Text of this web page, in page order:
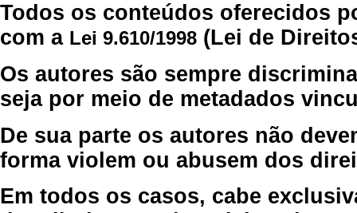
Todos os conteúdos oferecidos
com a Lei 9.610/1998 (Lei de
Os autores são sempre
seja por meio de metadados
De sua parte os autores não
forma violem ou abusem dos
Em todos os casos, cabe